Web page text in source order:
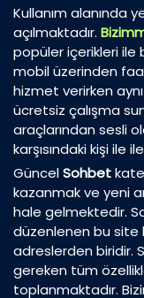
Kullanım alanında
açılmaktadır.
popüler içerikleri
mobil üzerinden
hizmet verirken
ücretsiz çalışma
araçlarından sesli
karşısındaki kişi ile
GüncelSohbet
kazanmak ve yeni
hale gelmektedir.
düzenlenen bu site
adreslerden biridir.
gereken tüm
toplanmaktadır.